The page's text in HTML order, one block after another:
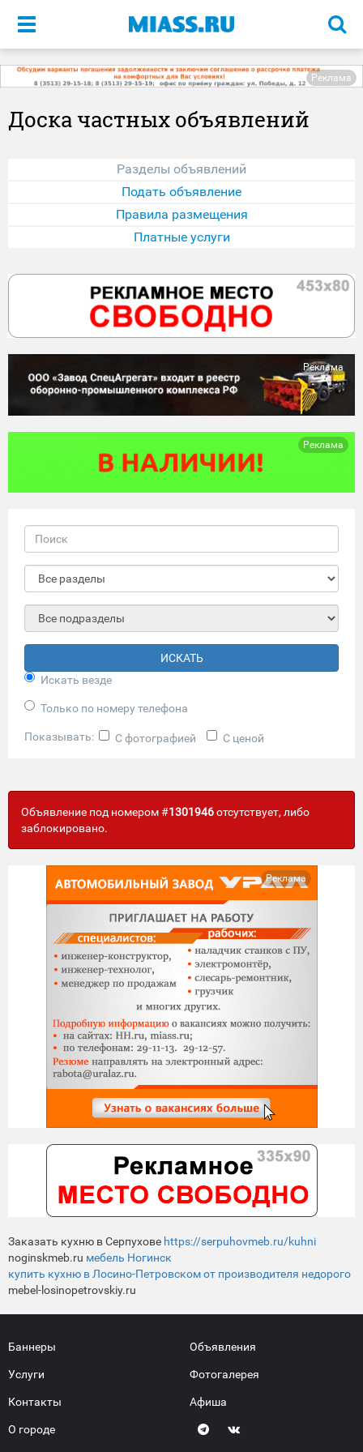
Меню
Реклама
Доска частных объявлений
Разделы объявлений
Подать объявление
Правила размещения
Платные услуги
Реклама
Реклама
ИСКАТЬ
Искать везде
Только по номеру телефона
Показывать: С фотографией С ценой
Объявление под номером #1301946отсутствует, либо
заблокировано.
Реклама
Заказать кухню в Серпухове https://serpuhovmeb.ru/kuhni
noginskmeb.ru мебель Ногинск
купить кухню в Лосино-Петровском от производителя недорого
mebel-losinopetrovskiy.ru
Баннеры
Услуги
Контакты
О городе
Объявления
Фотогалерея
Афиша